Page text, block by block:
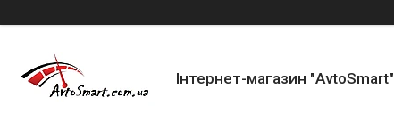
Інтернет-магазин "AvtoSmart"